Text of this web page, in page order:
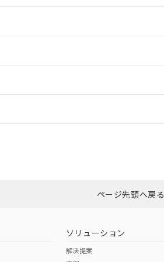
ダウンロードはこちら
（日本
（アメリカ
ページ先頭へ戻る
ソリューション
解決提案